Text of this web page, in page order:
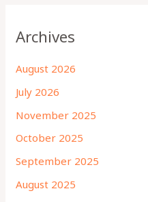
Archives
August 2026
July 2026
November 2025
October 2025
September 2025
August 2025